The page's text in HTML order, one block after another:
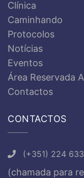
Clínica
Caminhando
Protocolos
Notícias
Eventos
Área Reservada
Contactos
CONTACTOS
(+351) 224
(chamada para